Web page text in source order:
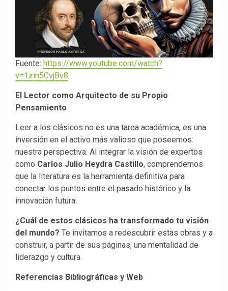
Fuente: https://www.youtube.com/watch?
v=1zin5CvjBv8
El Lector como Arquitecto de su Propio
Pensamiento
Leer a los clásicos no es una tarea académica, es una
inversión en el activo más valioso que poseemos:
nuestra perspectiva. Al integrar la visión de expertos
como Carlos Julio Heydra Castillo, comprendemos
que la literatura es la herramienta definitiva para
conectar los puntos entre el pasado histórico y la
innovación futura.
¿Cuál de estos clásicos ha transformado tu visión
del mundo? Te invitamos a redescubrir estas obras y a
construir, a partir de sus páginas, una mentalidad de
liderazgo y cultura.
Referencias Bibliográficas y Web